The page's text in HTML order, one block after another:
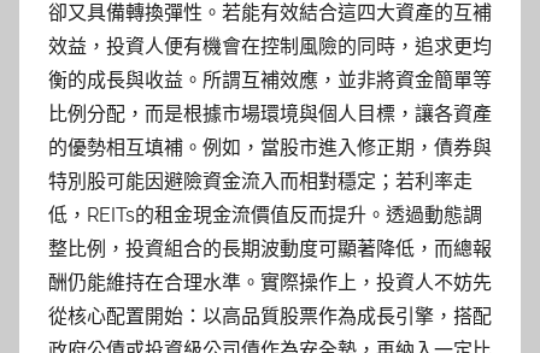
卻又具備轉換彈性。若能有效結合這四大資產的互補
效益，投資人便有機會在控制風險的同時，追求更均
衡的成長與收益。所謂互補效應，並非將資金簡單等
比例分配，而是根據市場環境與個人目標，讓各資產
的優勢相互填補。例如，當股市進入修正期，債券與
特別股可能因避險資金流入而相對穩定；若利率走
低，REITs的租金現金流價值反而提升。透過動態調
整比例，投資組合的長期波動度可顯著降低，而總報
酬仍能維持在合理水準。實際操作上，投資人不妨先
從核心配置開始：以高品質股票作為成長引擎，搭配